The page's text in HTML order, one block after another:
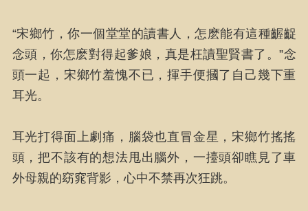
“宋鄉竹，你一個堂堂的讀書人，怎麽能有這種齷齪
念頭，你怎麽對得起爹娘，真是枉讀聖賢書了。”念
頭一起，宋鄉竹羞愧不已，揮手便摑了自己幾下重
耳光。
耳光打得面上劇痛，腦袋也直冒金星，宋鄉竹搖搖
頭，把不該有的想法甩出腦外，一擡頭卻瞧見了車
外母親的窈窕背影，心中不禁再次狂跳。